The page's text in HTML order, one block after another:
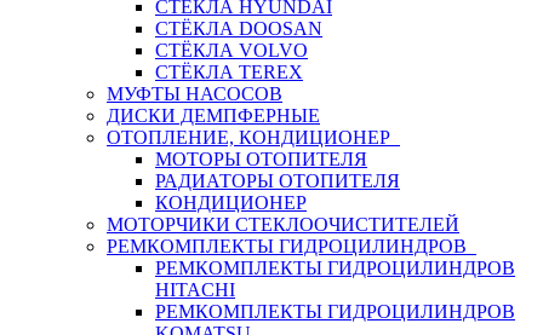
СТЁКЛА HYUNDAI
СТЁКЛА DOOSAN
СТЁКЛА VOLVO
СТЁКЛА TEREX
МУФТЫ НАСОСОВ
ДИСКИ ДЕМПФЕРНЫЕ
ОТОПЛЕНИЕ, КОНДИЦИОНЕР
МОТОРЫ ОТОПИТЕЛЯ
РАДИАТОРЫ ОТОПИТЕЛЯ
КОНДИЦИОНЕР
МОТОРЧИКИ СТЕКЛООЧИСТИТЕЛЕЙ
РЕМКОМПЛЕКТЫ ГИДРОЦИЛИНДРОВ
РЕМКОМПЛЕКТЫ ГИДРОЦИЛИНДРОВ
HITACHI
РЕМКОМПЛЕКТЫ ГИДРОЦИЛИНДРОВ